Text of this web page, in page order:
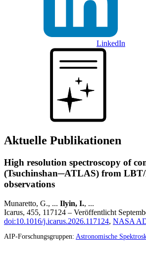
LinkedIn
Aktuelle Publikationen
High resolution spectroscopy of
(Tsuchinshan─ATLAS) from
observations
Munaretto, G., ... Ilyin, I., ...
Icarus, 455, 117124 – Veröffentlicht
doi:10.1016/j.icarus.2026.117124, NASA
AIP-Forschungsgruppen: Astronomische